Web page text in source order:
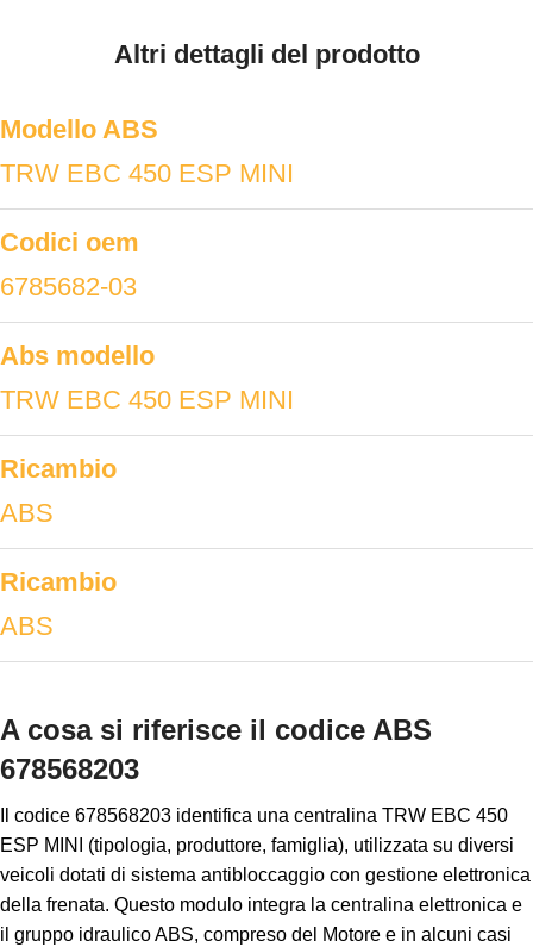
Altri dettagli del prodotto
Modello ABS
TRW EBC 450 ESP MINI
Codici oem
6785682-03
Abs modello
TRW EBC 450 ESP MINI
Ricambio
ABS
Ricambio
ABS
A cosa si riferisce il codice ABS
678568203
Il codice 678568203 identifica una centralina TRW EBC 450
ESP MINI (tipologia, produttore, famiglia), utilizzata su diversi
veicoli dotati di sistema antibloccaggio con gestione elettronica
della frenata. Questo modulo integra la centralina elettronica e
il gruppo idraulico ABS, compreso del Motore e in alcuni casi